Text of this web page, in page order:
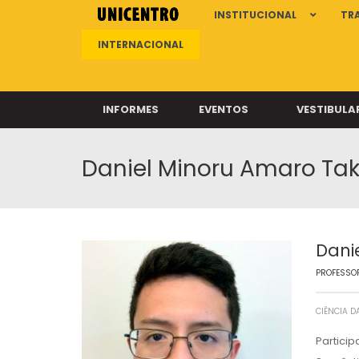
INSTITUCIONAL
INTERNACIONAL
INFORMES EVENTOS
Daniel Minoru Amaro
CIÊNCIA